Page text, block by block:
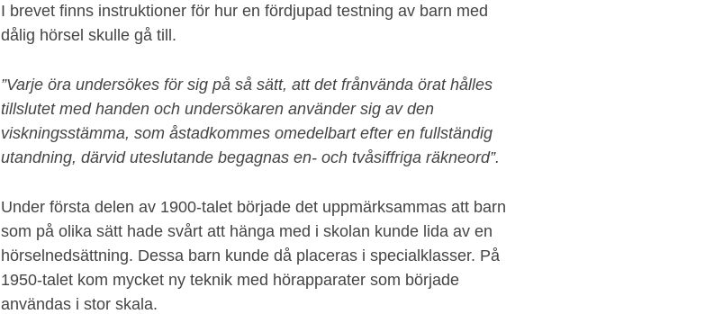
I brevet finns instruktioner för hur en fördjupad testning av barn med
dålig hörsel skulle gå till.
”Varje öra undersökes för sig på så sätt, att det frånvända örat hålles
tillslutet med handen och undersökaren använder sig av den
viskningsstämma, som åstadkommes omedelbart efter en fullständig
utandning, därvid uteslutande begagnas en- och tvåsiffriga räkneord”.
Under första delen av 1900-talet började det uppmärksammas att barn
som på olika sätt hade svårt att hänga med i skolan kunde lida av en
hörselnedsättning. Dessa barn kunde då placeras i specialklasser. På
1950-talet kom mycket ny teknik med hörapparater som började
användas i stor skala.